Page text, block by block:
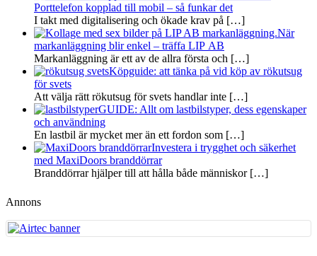
Porttelefon kopplad till mobil – så funkar det
I takt med digitalisering och ökade krav på […]
När
markanläggning blir enkel – träffa LIP AB
Markanläggning är ett av de allra första och […]
Köpguide: att tänka på vid köp av rökutsug
för svets
Att välja rätt rökutsug för svets handlar inte […]
GUIDE: Allt om lastbilstyper, dess egenskaper
och användning
En lastbil är mycket mer än ett fordon som […]
Investera i trygghet och säkerhet
med MaxiDoors branddörrar
Branddörrar hjälper till att hålla både människor […]
Annons